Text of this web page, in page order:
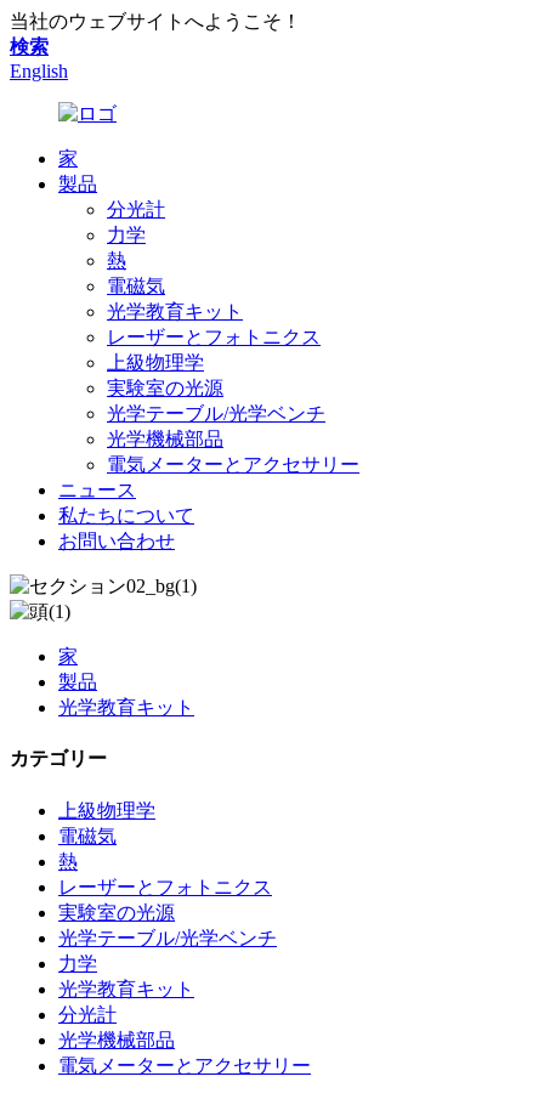
当社のウェブサイトへようこそ！
検索
English
家
製品
分光計
力学
熱
電磁気
光学教育キット
レーザーとフォトニクス
上級物理学
実験室の光源
光学テーブル/光学ベンチ
光学機械部品
電気メーターとアクセサリー
ニュース
私たちについて
お問い合わせ
家
製品
光学教育キット
カテゴリー
上級物理学
電磁気
熱
レーザーとフォトニクス
実験室の光源
光学テーブル/光学ベンチ
力学
光学教育キット
分光計
光学機械部品
電気メーターとアクセサリー